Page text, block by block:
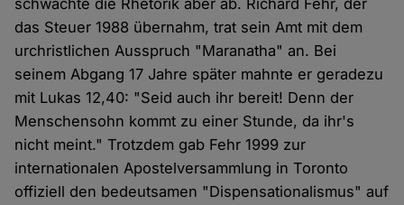
schwächte die Rhetorik aber ab. Richard Fehr, der
das Steuer 1988 übernahm, trat sein Amt mit dem
urchristlichen Ausspruch "Maranatha" an. Bei
seinem Abgang 17 Jahre später mahnte er geradezu
mit Lukas 12,40: "Seid auch ihr bereit! Denn der
Menschensohn kommt zu einer Stunde, da ihr's
nicht meint." Trotzdem gab Fehr 1999 zur
internationalen Apostelversammlung in Toronto
offiziell den bedeutsamen "Dispensationalismus" auf